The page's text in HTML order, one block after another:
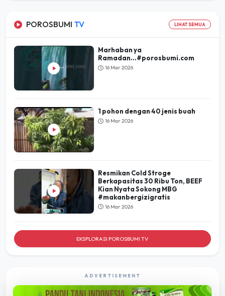
POROSBUMI TV LIHAT SEMUA
Marhaban ya
Ramadan...#porosbumi.com
16 Mar 2026
1 pohon dengan 40 jenis buah
16 Mar 2026
Resmikan Cold Stroge
Berkapasitas 30 Ribu Ton, BEEF
Kian Nyata Sokong MBG
#makanbergizigratis
16 Mar 2026
EKSPLORASI POROSBUMI TV
ADVERTISEMENT